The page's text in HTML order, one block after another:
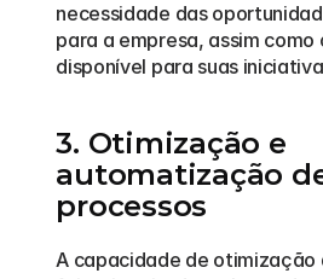
necessidade das
para a empresa, assim
disponível para suas
3. Otimização e
automatização
processos
A capacidade de otimização